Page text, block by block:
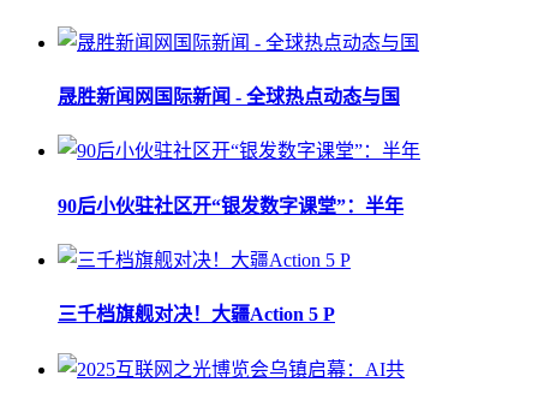
晟胜新闻网国际新闻 - 全球热点动态与国
90后小伙驻社区开“银发数字课堂”：半年
三千档旗舰对决！大疆Action 5 P